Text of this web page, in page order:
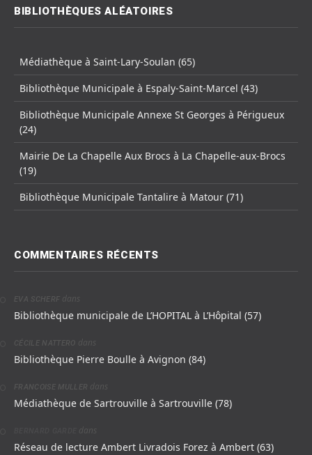
BIBLIOTHÈQUES ALÉATOIRES
Médiathèque à Saint-Lary-Soulan (65)
Bibliothèque Municipale à Espaly-Saint-Marcel (43)
Bibliothèque Municipale Annexe St Georges à Périgueux
(24)
Mairie De La Chapelle Aux Brocs à La Chapelle-aux-Brocs
(19)
Bibliothèque Municipale Tantalire à Matour (71)
COMMENTAIRES RÉCENTS
EVA SCHERF dans
Bibliothèque municipale de L’HOPITAL à L’Hôpital (57)
CÉCILE NATTERO dans
Bibliothèque Pierre Boulle à Avignon (84)
FRANCOISE MULLER dans
Médiathèque de Sartrouville à Sartrouville (78)
dans
Réseau de lecture Ambert Livradois Forez à Ambert (63)